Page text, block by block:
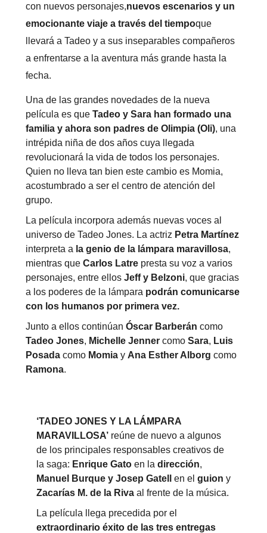
con nuevos personajes,nuevos escenarios y un
emocionante viaje a través del tiempoque
llevará a Tadeo y a sus inseparables compañeros
a enfrentarse a la aventura más grande hasta la
fecha.
Una de las grandes novedades de la nueva
película es que Tadeo y Sara han formado una
familia y ahora son padres de Olimpia (Oli), una
intrépida niña de dos años cuya llegada
revolucionará la vida de todos los personajes.
Quien no lleva tan bien este cambio es Momia,
acostumbrado a ser el centro de atención del
grupo.
La película incorpora además nuevas voces al
universo de Tadeo Jones. La actriz Petra Martínez
interpreta a la genio de la lámpara maravillosa,
mientras que Carlos Latrepresta su voz a varios
personajes, entre ellos Jeff y Belzoni, que gracias
a los poderes de la lámpara podrán comunicarse
con los humanos por primera vez.
Junto a ellos continúan Óscar Barberán como
Tadeo Jones, Michelle Jennercomo Sara, Luis
Posadacomo Momiay Ana Esther Alborg como
Ramona.
‘TADEO JONES Y LA LÁMPARA
MARAVILLOSA’reúne de nuevo a algunos
de los principales responsables creativos de
la saga: Enrique Gatoen la dirección,
Manuel Burque y Josep Gatell
en el guion y
Zacarías M. de la Rivaal frente de la música.
La película llega precedida por el
extraordinario éxito de las tres entregas